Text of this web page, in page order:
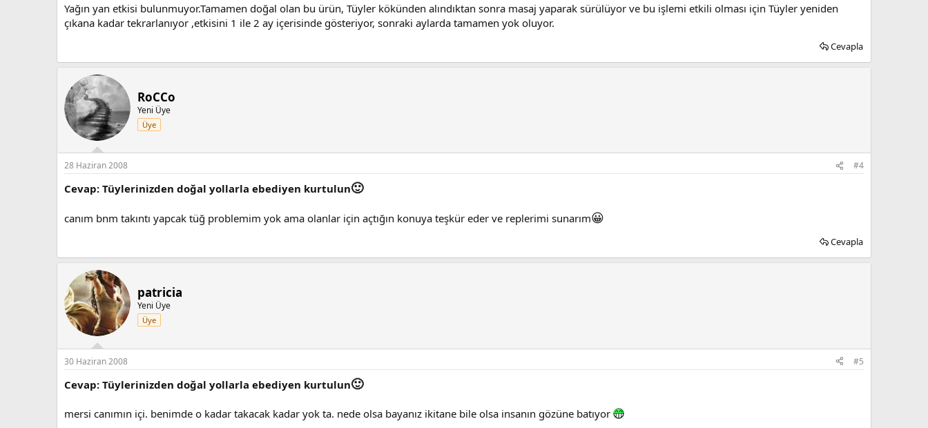
Yağın yan etkisi bulunmuyor.Tamamen doğal olan bu ürün, Tüyler kökünden alındıktan sonra masaj yaparak sürülüyor ve bu işlemi etkili olması için Tüyler yeniden
çıkana kadar tekrarlanıyor ,etkisini 1 ile 2 ay içerisinde gösteriyor, sonraki aylarda tamamen yok oluyor.
Cevapla
RoCCo
Yeni Üye
Üye
28 Haziran 2008 #4
Cevap: Tüylerinizden doğal yollarla ebediyen kurtulun🙂
canım bnm takıntı yapcak tüğ problemim yok ama olanlar için açtığın konuya teşkür eder ve replerimi sunarım😀
Cevapla
patricia
Yeni Üye
Üye
30 Haziran 2008 #5
Cevap: Tüylerinizden doğal yollarla ebediyen kurtulun🙂
mersi canımın içi. benimde o kadar takacak kadar yok ta. nede olsa bayanız ikitane bile olsa insanın gözüne batıyor